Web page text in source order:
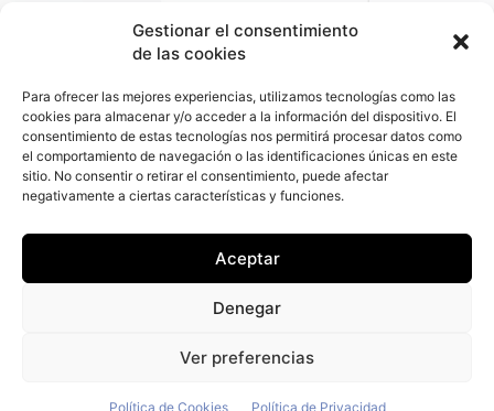
Gestionar el consentimiento
de las cookies
Para ofrecer las mejores experiencias, utilizamos tecnologías como las
cookies para almacenar y/o acceder a la información del dispositivo. El
consentimiento de estas tecnologías nos permitirá procesar datos como
el comportamiento de navegación o las identificaciones únicas en este
sitio. No consentir o retirar el consentimiento, puede afectar
negativamente a ciertas características y funciones.
Aceptar
Denegar
Ver preferencias
Política de Cookies Política de Privacidad
Descargar último ejemplar
ir a hemeroteca
+ Contenido en redes sociales
automóviles - C/ Fernández de la Hoz 70, 1ºB - 28003 - Madrid
fleetpeople@fleetpeople.es